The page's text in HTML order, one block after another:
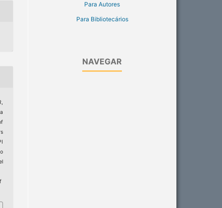
Para Autores
Para Bibliotecários
NAVEGAR